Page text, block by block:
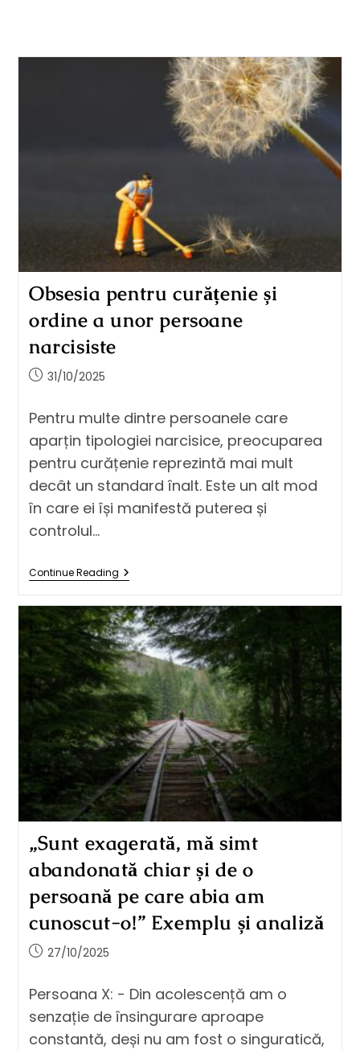
Obsesia pentru curățenie și
ordine a unor persoane
narcisiste
31/10/2025
Pentru multe dintre persoanele care
aparțin tipologiei narcisice, preocuparea
pentru curățenie reprezintă mai mult
decât un standard înalt. Este un alt mod
în care ei își manifestă puterea și
controlul…
Continue Reading
„Sunt exagerată, mă simt
abandonată chiar și de o
persoană pe care abia am
cunoscut-o!” Exemplu și analiză
27/10/2025
Persoana X: - Din acolescență am o
senzație de însingurare aproape
constantă, deși nu am fost o singuratică,